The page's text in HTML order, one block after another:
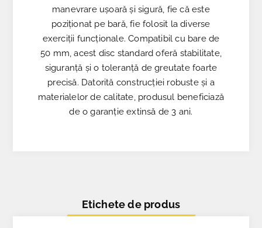
manevrare ușoară și sigură, fie că este
poziționat pe bară, fie folosit la diverse
exerciții funcționale. Compatibil cu bare de
50 mm, acest disc standard oferă stabilitate,
siguranță și o toleranță de greutate foarte
precisă. Datorită construcției robuste și a
materialelor de calitate, produsul beneficiază
de o garanție extinsă de 3 ani.
Etichete de produs